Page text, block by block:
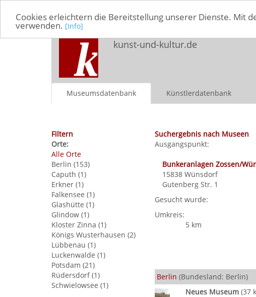
Cookies erleichtern die Bereitstellung unserer Dienste. Mit
verwenden. [Info]
kunst-und-kultur.de
Museumsdatenbank Künstlerdatenbank
Filtern
Orte:
Alle Orte
Berlin (153)
Caputh (1)
Erkner (1)
Falkensee (1)
Glashütte (1)
Glindow (1)
Kloster Zinna (1)
Königs Wusterhausen (2)
Lübbenau (1)
Luckenwalde (1)
Potsdam (21)
Rüdersdorf (1)
Schwielowsee (1)
Suchergebnis nach Museen
Ausgangspunkt:
Bunkeranlagen Zossen/
15838 Wünsdorf
Gutenberg Str. 1
Gesucht wurde:
Umkreis:
5 km
Berlin (Bundesland: Berlin)
Neues Museum (37